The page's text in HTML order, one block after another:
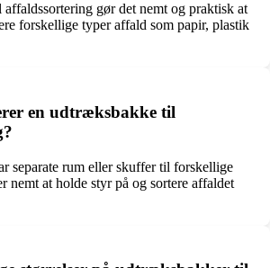
gør det nemt og praktisk at
forskellige typer affald som papir, plastik
en udtræksbakke til
separate rum eller skuffer til forskellige
nemt at holde styr på og sortere affaldet